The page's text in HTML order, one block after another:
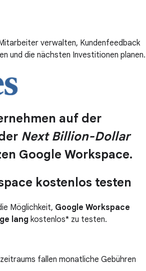
verwalten, Kundenfeedback
und die nächsten Investitionen planen.
auf der
Next Billion-Dollar
Google Workspace.
kostenlos testen
Möglichkeit, Google Workspace
lang kostenlos* zu testen.
fallen monatliche Gebühren